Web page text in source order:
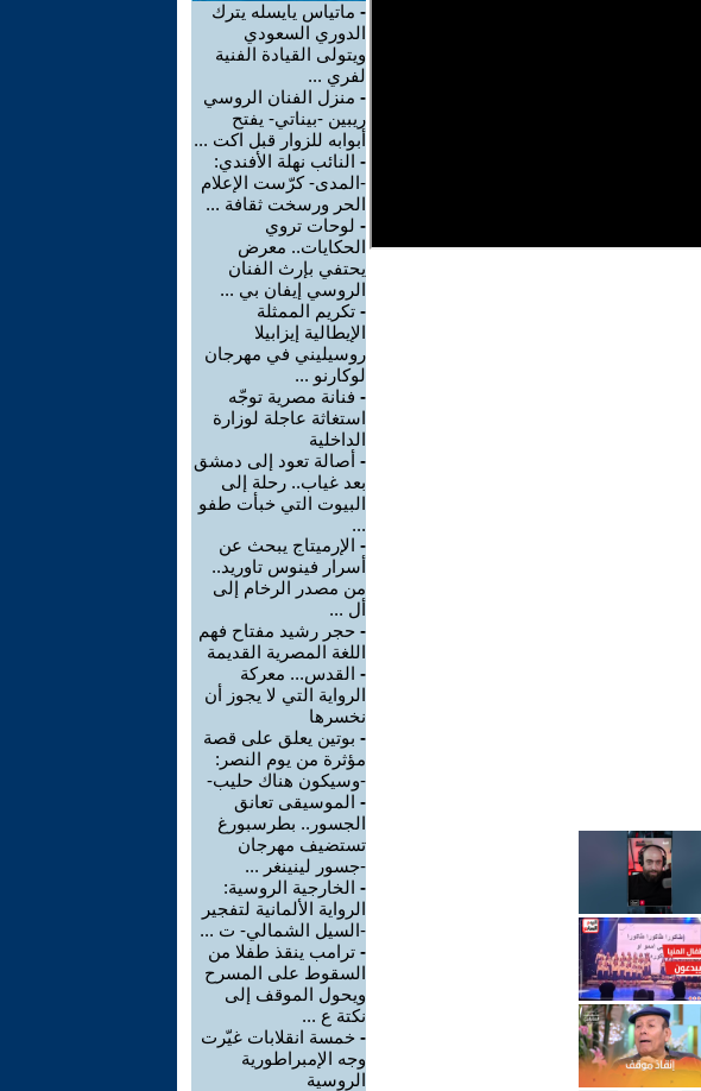
- ماتياس يايسله يترك
الدوري السعودي
ويتولى القيادة الفنية
لفري ...
- منزل الفنان الروسي
ريبين -بيناتي- يفتح
أبوابه للزوار قبل اكت ...
- النائب نهلة الأفندي:
-المدى- كرّست الإعلام
الحر ورسخت ثقافة ...
- لوحات تروي
الحكايات.. معرض
يحتفي بإرث الفنان
الروسي إيفان بي ...
- تكريم الممثلة
الإيطالية إيزابيلا
روسيليني في مهرجان
لوكارنو ...
- فنانة مصرية توجّه
استغاثة عاجلة لوزارة
الداخلية
- أصالة تعود إلى دمشق
بعد غياب.. رحلة إلى
البيوت التي خبأت طفو
...
- الإرميتاج يبحث عن
أسرار فينوس تاوريد..
من مصدر الرخام إلى
أل ...
- حجر رشيد مفتاح فهم
اللغة المصرية القديمة
- القدس... معركة
الرواية التي لا يجوز أن
نخسرها
- بوتين يعلق على قصة
مؤثرة من يوم النصر:
-وسيكون هناك حليب-
- الموسيقى تعانق
الجسور.. بطرسبورغ
تستضيف مهرجان
-جسور لينينغر ...
- الخارجية الروسية:
الرواية الألمانية لتفجير
-السيل الشمالي- ت ...
- ترامب ينقذ طفلا من
السقوط على المسرح
ويحول الموقف إلى
نكتة ع ...
- خمسة انقلابات غيّرت
وجه الإمبراطورية
الروسية